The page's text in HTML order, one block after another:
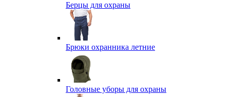
Берцы для охраны
Брюки охранника летние
Головные уборы для охраны